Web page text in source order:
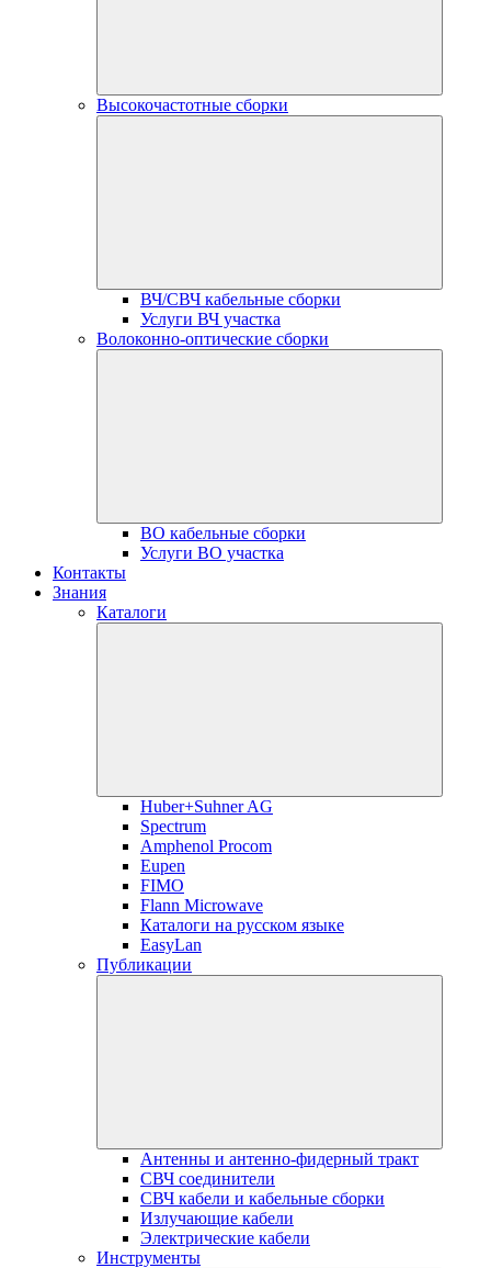
Высокочастотные сборки
ВЧ/СВЧ кабельные сборки
Услуги ВЧ участка
Волоконно-оптические сборки
ВО кабельные сборки
Услуги ВО участка
Контакты
Знания
Каталоги
Huber+Suhner AG
Spectrum
Amphenol Procom
Eupen
FIMO
Flann Microwave
Каталоги на русском языке
EasyLan
Публикации
Антенны и антенно-фидерный тракт
СВЧ соединители
СВЧ кабели и кабельные сборки
Излучающие кабели
Электрические кабели
Инструменты